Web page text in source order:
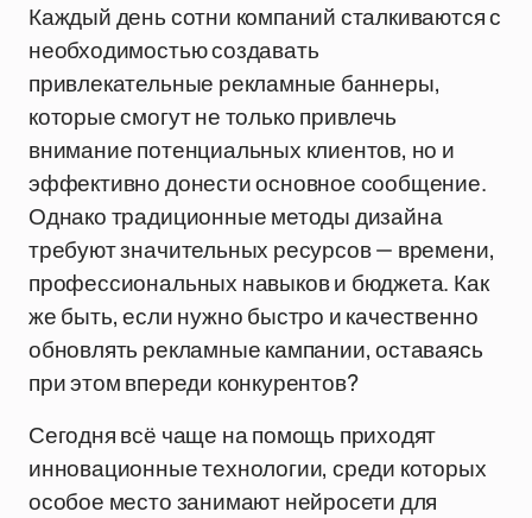
Каждый день сотни компаний сталкиваются с
необходимостью создавать
привлекательные рекламные баннеры,
которые смогут не только привлечь
внимание потенциальных клиентов, но и
эффективно донести основное сообщение.
Однако традиционные методы дизайна
требуют значительных ресурсов — времени,
профессиональных навыков и бюджета. Как
же быть, если нужно быстро и качественно
обновлять рекламные кампании, оставаясь
при этом впереди конкурентов?
Сегодня всё чаще на помощь приходят
инновационные технологии, среди которых
особое место занимают нейросети для